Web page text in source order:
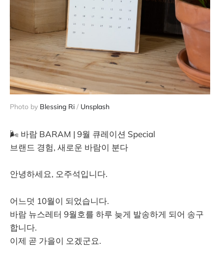
Photo by Blessing Ri / Unsplash
🌬️ 바람 BARAM | 9월 큐레이션 Special
브랜드 경험, 새로운 바람이 분다
안녕하세요, 오주석입니다.
어느덧 10월이 되었습니다.
바람 뉴스레터 9월호를 하루 늦게 발송하게 되어 송구
합니다.
이제 곧 가을이 오겠군요.